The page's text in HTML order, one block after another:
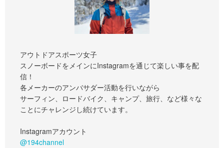
アウトドアスポーツ女子
スノーボードをメインにInstagramを通じて楽しい事を配
信！
各メーカーのアンバサダー活動を行いながら
サーフィン、ロードバイク、キャンプ、旅行、など様々な
ことにチャレンジし続けています。
Instagramアカウント
@194channel